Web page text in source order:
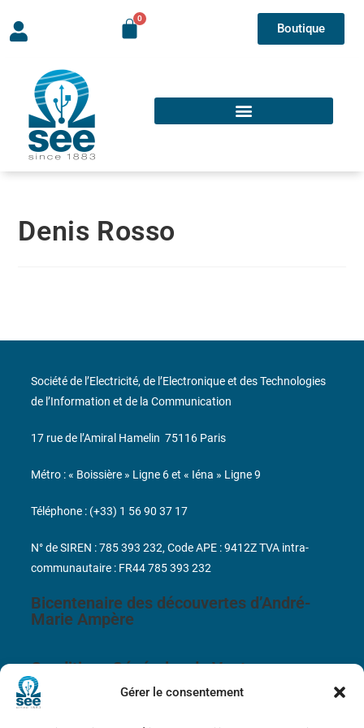
Gérer le consentement
Boutique
Denis Rosso
Bicentenaire des découvertes d’André-
Marie Ampère
Conditions Générales de Vente
Société de l’Electricité, de l’Electronique et des Technologies
de l’Information et de la Communication
17 rue de l’Amiral Hamelin 75116 Paris
Métro : « Boissière » Ligne 6 et « Iéna » Ligne 9
Téléphone : (+33) 1 56 90 37 17
N° de SIREN : 785 393 232, Code APE : 9412Z TVA intra-
communautaire : FR44 785 393 232